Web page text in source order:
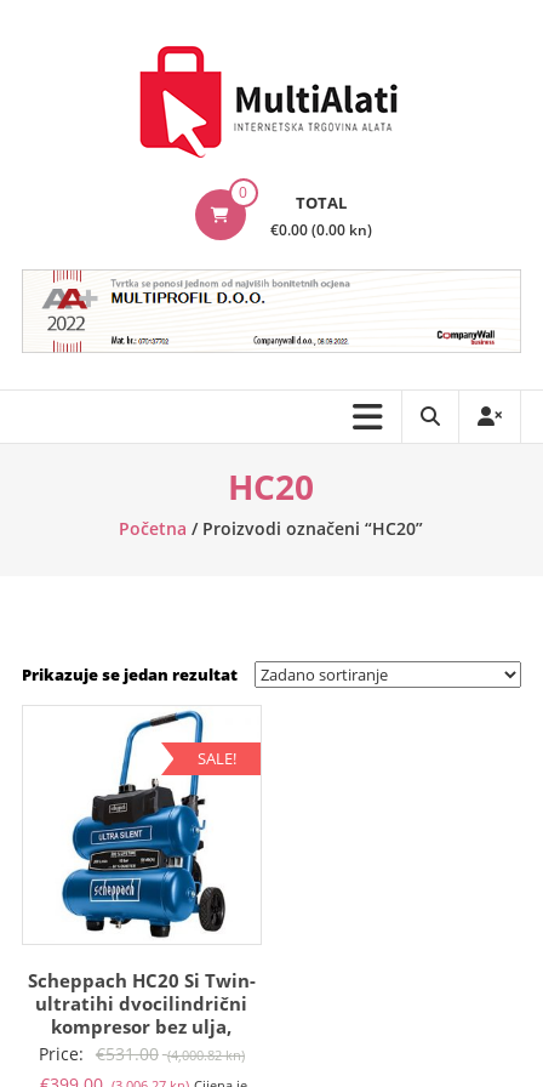
Internetska
trgovina
alata
0 TOTAL
€0.00 (0.00 kn)
HC20
Početna / Proizvodi označeni “HC20”
Prikazuje se jedan rezultat
SALE!
Scheppach HC20 Si Twin-
ultratihi dvocilindrični
kompresor bez ulja,
Price: €531.00 (4,000.82 kn)Izvorna
cijena
Trenutna